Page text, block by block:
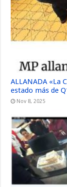
ALLANADA «La
estado más de
Nov 8, 2025